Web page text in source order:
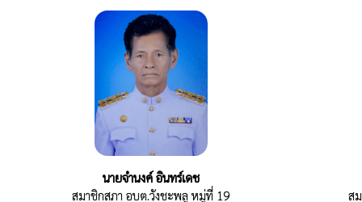
นายจำนงค์ อินทร์เดช
สมาชิกสภา อบต.วังชะพลู หมู่ที่ 19
ส